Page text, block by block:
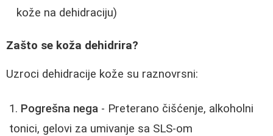
kože na dehidraciju)
Zašto se koža dehidrira?
Uzroci dehidracije kože su raznovrsni:
Pogrešna nega - Preterano čišćenje, alkoholni
tonici, gelovi za umivanje sa SLS-om